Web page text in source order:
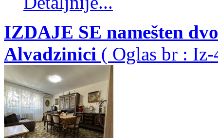
IZDAJE SE namešten
Alvadzinici ( Oglas br :